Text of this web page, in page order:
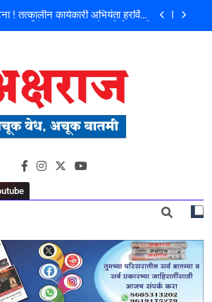
! तत्कालीन कार्यकारी अभियंता हरविंदर
चोरी; चोरट्यांचा बिडी कामगार परिसरावर
कोटींच्या अपहाराचा आरोप; बांधकाम
व्यावसायिक दाम्पत्यावर गुन्हा
! तत्कालीन कार्यकारी अभियंता हरविंदर
पाटलांचे निधन; समाजसेवेचा आधारवड
अक्षराज न्यूज पोर्टल